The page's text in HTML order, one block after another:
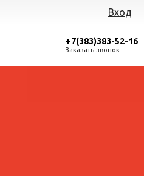
Вход
+7(383)383-52-16
Заказать звонок